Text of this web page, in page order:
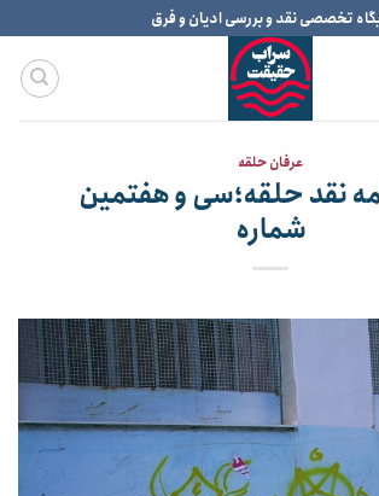
تخصصی نقد و بررسی ادیان و فرق
عرفان حلقه
نقد حلقه؛سی و هفتمین
شماره